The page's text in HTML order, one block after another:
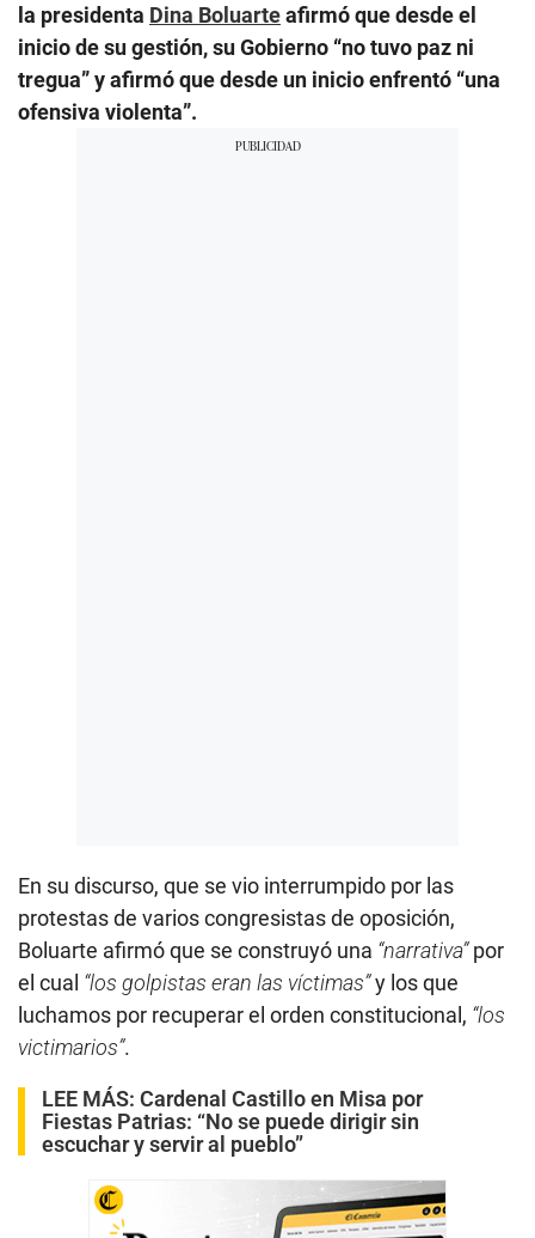
la presidenta Dina Boluarteafirmó que desde el
inicio de su gestión, su Gobierno “no tuvo paz ni
tregua” y afirmó que desde un inicio enfrentó “una
ofensiva violenta”.
En su discurso, que se vio interrumpido por las
protestas de varios congresistas de oposición,
Boluarte afirmó que se construyó una “narrativa”por
el cual “los golpistas eran las víctimas”y los que
luchamos por recuperar el orden constitucional, “los
victimarios”.
LEE MÁS: Cardenal Castillo en Misa por
Fiestas Patrias: “No se puede dirigir sin
escuchar y servir al pueblo”